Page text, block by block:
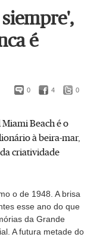
é
0 4 0
Beach é o
à beira-mar,
criatividade
o de 1948. A brisa
esse ano do que
da Grande
A futura metade do